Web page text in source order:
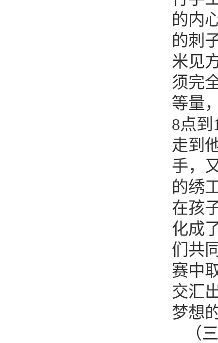
的内
的刺
米见
须完
等量
8点
走到
手，
的绣
在孩
化成
们共
赛中
交汇
梦想
（